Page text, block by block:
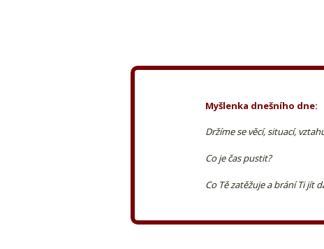
Myšlenka dnešního dne:
Držíme se věcí, situací,
Co je čas pustit?
Co Tě zatěžuje a brání Ti jít